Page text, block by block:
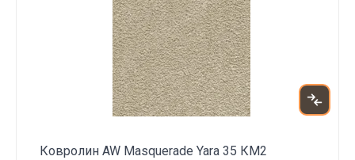
Ковролин AW Masquerade Yara 35 КМ2